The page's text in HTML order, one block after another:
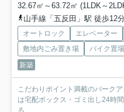
32.67㎡～63.72㎡ (1LDK～
山手線「五反田」駅 徒歩12
オートロック エレベーター
敷地内ごみ置き場
バイク置
新築
こだわりポイント満載のパーク
は宅配ボックス・ゴミ出し24時
る